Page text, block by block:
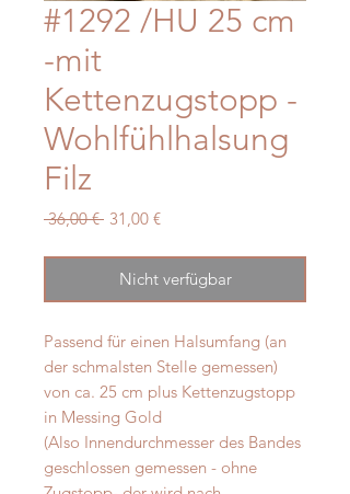
#1292 /HU 25 cm
-mit
Kettenzugstopp -
Wohlfühlhalsung
Filz
36,00 € Standardpreis
31,00 €Sale-
Nicht verfügbar
Passend für einen Halsumfang (an
der schmalsten Stelle gemessen)
von ca. 25 cm plus Kettenzugstopp
in Messing Gold
(Also Innendurchmesser des Bandes
geschlossen gemessen - ohne